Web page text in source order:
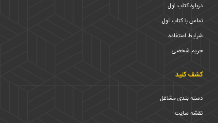
درباره کتاب اول
تماس با کتاب اول
شرایط استفاده
حریم شخضی
کشف کنید
دسته بندی مشاغل
نقشه سایت